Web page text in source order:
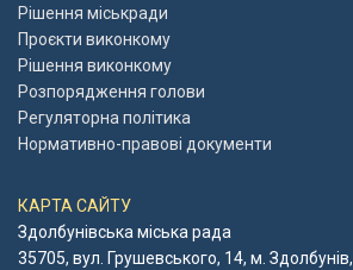
Рішення міськради
Проєкти виконкому
Рішення виконкому
Розпорядження голови
Регуляторна політика
Нормативно-правові документи
КАРТА САЙТУ
Здолбунівська міська рада
35705, вул. Грушевського, 14, м. Здолбунів,